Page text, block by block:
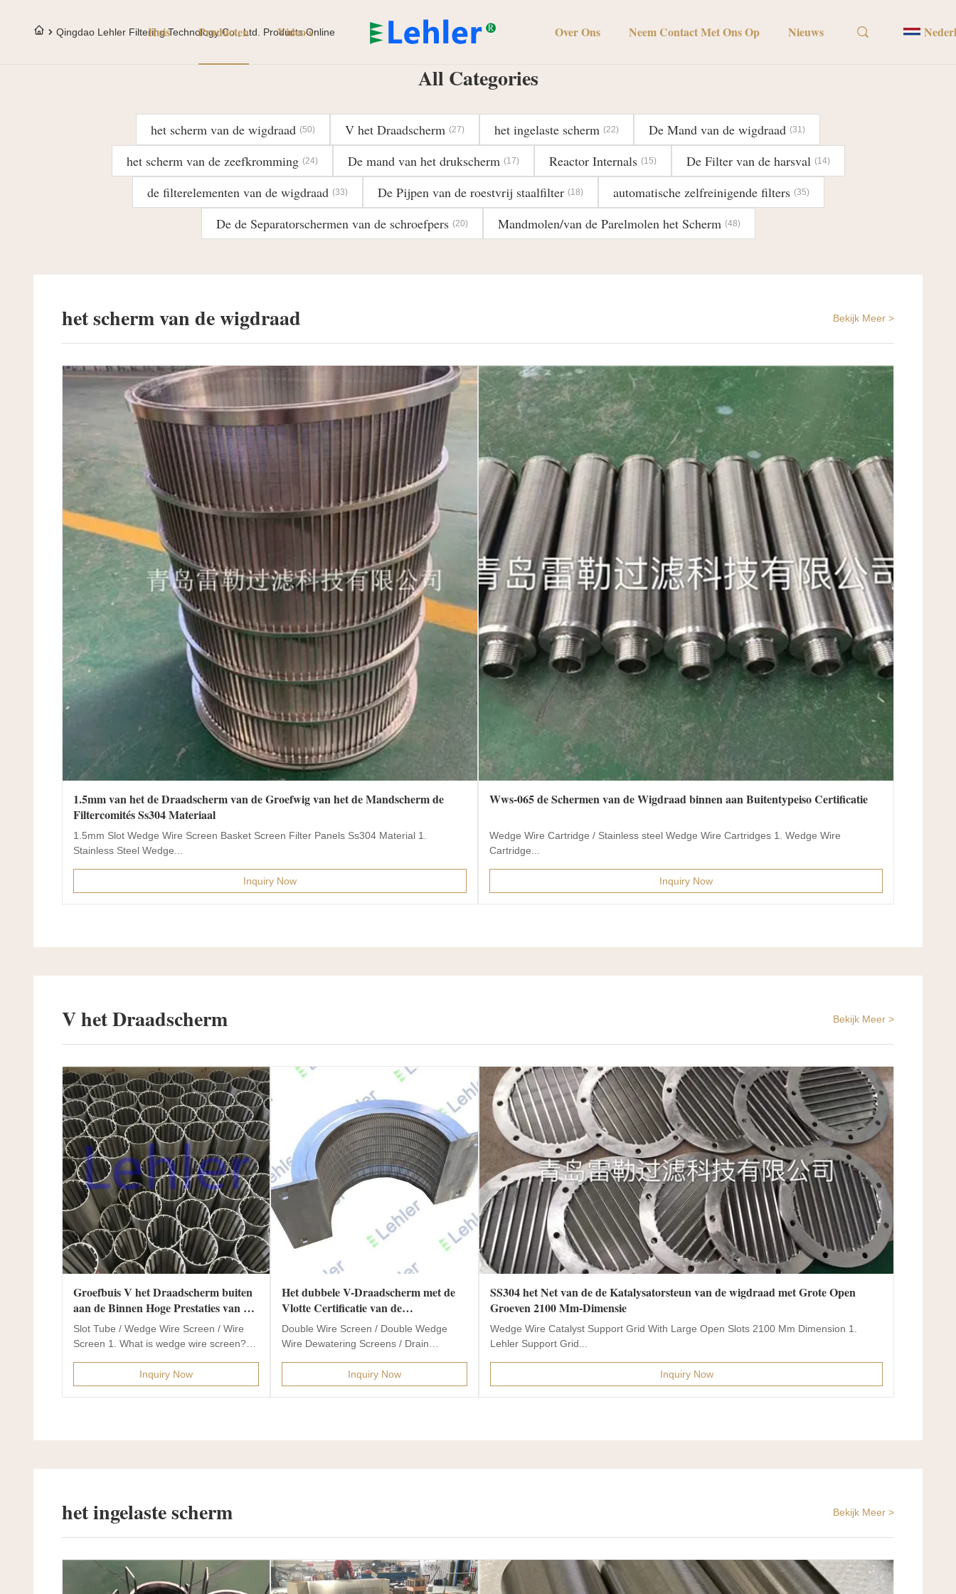
Huis Producten Video's Over Ons Neem Contact Met Ons Op Nieuws
Qingdao Lehler Filtering Technology Co., Ltd. Products Online
All Categories
het scherm van de wigdraad (50) V het Draadscherm (27) het ingelaste scherm (22) De Mand van de wigdraad (31)
het scherm van de zeefkromming (24) De mand van het drukscherm (17) Reactor Internals (15) De Filter van de harsval (14)
de filterelementen van de wigdraad (33) De Pijpen van de roestvrij staalfilter (18) automatische zelfreinigende filters (35)
De de Separatorschermen van de schroefpers (20) Mandmolen/van de Parelmolen het Scherm (48)
het scherm van de wigdraad Bekijk Meer >
1.5mm van het de Draadscherm van de Groefwig van het de Mandscherm de
Filtercomités Ss304 Materiaal
1.5mm Slot Wedge Wire Screen Basket Screen Filter Panels Ss304 Material 1.
Stainless Steel Wedge...
Inquiry Now
Wws-065 de Schermen van de Wigdraad binnen aan Buitentypeiso Certificatie
Wedge Wire Cartridge / Stainless steel Wedge Wire Cartridges 1. Wedge Wire
Cartridge...
Inquiry Now
V het Draadscherm Bekijk Meer >
Groefbuis V het Draadscherm buiten
aan de Binnen Hoge Prestaties van de
Type Perfecte Rondheid
Slot Tube / Wedge Wire Screen / Wire
Screen 1. What is wedge wire screen?
Inquiry Now
Het dubbele V-Draadscherm met de
Vlotte Certificatie van de
Filtratieoppervlakte ISO
Double Wire Screen / Double Wedge
Wire Dewatering Screens / Drain
Inquiry Now
SS304 het Net van de de Katalysatorsteun van de wigdraad met Grote Open
Groeven 2100 Mm-Dimensie
Wedge Wire Catalyst Support Grid With Large Open Slots 2100 Mm Dimension 1.
Lehler Support Grid...
Inquiry Now
het ingelaste scherm Bekijk Meer >